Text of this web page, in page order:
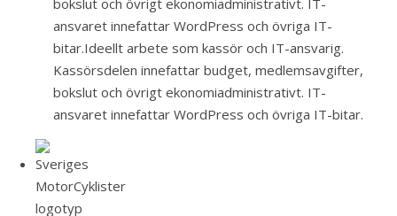
bokslut och övrigt ekonomiadministrativt. IT-
ansvaret innefattar WordPress och övriga IT-
bitar.Ideellt arbete som kassör och IT-ansvarig.
Kassörsdelen innefattar budget, medlemsavgifter,
bokslut och övrigt ekonomiadministrativt. IT-
ansvaret innefattar WordPress och övriga IT-bitar.